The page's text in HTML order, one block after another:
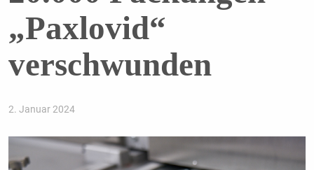
„Paxlovid“
verschwunden
2. Januar 2024